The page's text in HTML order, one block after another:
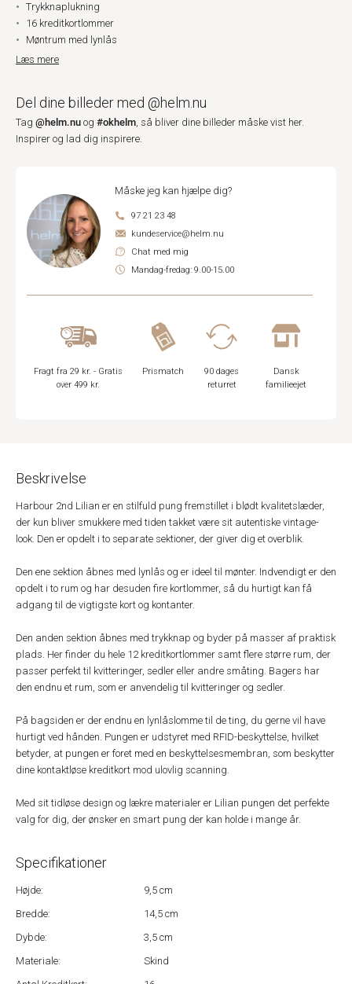
Trykknaplukning
16 kreditkortlommer
Møntrum med lynlås
Læs mere
Del dine billeder med @helm.nu
Tag @helm.nu og #okhelm, så bliver dine billeder måske vist her.
Inspirer og lad dig inspirere.
Måske jeg kan hjælpe dig?
97 21 23 48
kundeservice@helm.nu
Chat med mig
Mandag-fredag: 9.00-15.00
Fragt fra 29 kr. - Gratis
over 499 kr.
Prismatch
90 dages
returret
Dansk
familieejet
Beskrivelse
Harbour 2nd Lilian er en stilfuld pung fremstillet i blødt kvalitetslæder,
der kun bliver smukkere med tiden takket være sit autentiske vintage-
look. Den er opdelt i to separate sektioner, der giver dig et overblik.
Den ene sektion åbnes med lynlås og er ideel til mønter. Indvendigt er den
opdelt i to rum og har desuden fire kortlommer, så du hurtigt kan få
adgang til de vigtigste kort og kontanter.
Den anden sektion åbnes med trykknap og byder på masser af praktisk
plads. Her finder du hele 12 kreditkortlommer samt flere større rum, der
passer perfekt til kvitteringer, sedler eller andre småting. Bagers har
den endnu et rum, som er anvendelig til kvitteringer og sedler.
På bagsiden er der endnu en lynlåslomme til de ting, du gerne vil have
hurtigt ved hånden. Pungen er udstyret med RFID-beskyttelse, hvilket
betyder, at pungen er foret med en beskyttelsesmembran, som beskytter
dine kontaktløse kreditkort mod ulovlig scanning.
Med sit tidløse design og lækre materialer er Lilian pungen det perfekte
valg for dig, der ønsker en smart pung der kan holde i mange år.
Specifikationer
Højde:
9,5 cm
Bredde:
14,5 cm
Dybde:
3,5 cm
Materiale:
Skind